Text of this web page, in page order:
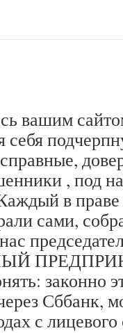
вашим
себя
, под
в праве
сами,
законно
Сббанк,
с